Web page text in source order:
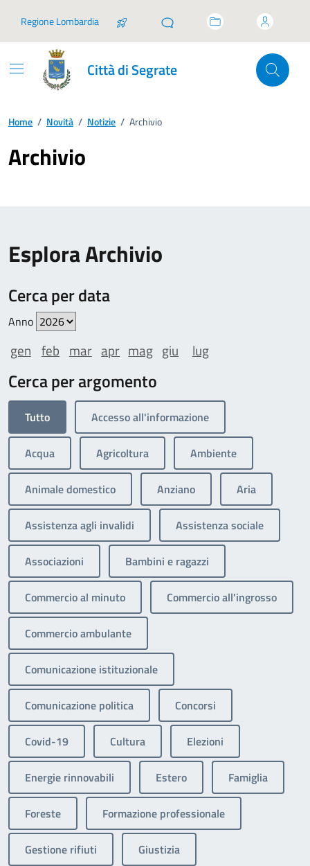
Regione Lombardia
Città di Segrate
Home / Novità / Notizie / Archivio
Archivio
Esplora Archivio
Cerca per data
Anno
gen feb mar apr mag giu lug
Cerca per argomento
Tutto Accesso all'informazione
Acqua Agricoltura Ambiente
Animale domestico Anziano Aria
Assistenza agli invalidi Assistenza sociale
Associazioni Bambini e ragazzi
Commercio al minuto Commercio all'ingrosso
Commercio ambulante
Comunicazione istituzionale
Comunicazione politica Concorsi
Covid-19 Cultura Elezioni
Energie rinnovabili Estero Famiglia
Foreste Formazione professionale
Gestione rifiuti Giustizia